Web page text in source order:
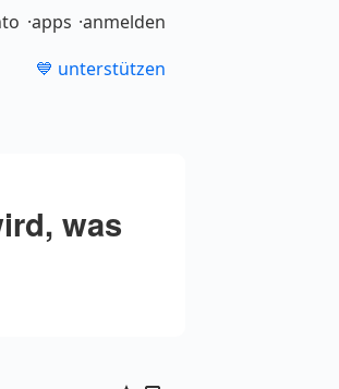
apps anmelden
💙 unterstützen
was